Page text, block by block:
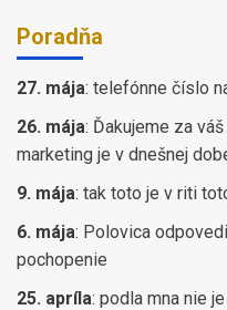
Poradňa
27. mája: telefónne číslo
26. mája: Ďakujeme za
marketing je v dnešnej
9. mája: tak toto je v riti
6. mája: Polovica
pochopenie
25. apríla: podla mna nie